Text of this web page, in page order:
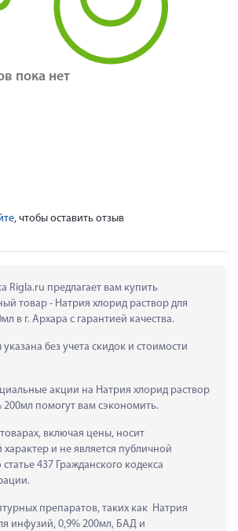
пока нет
, чтобы оставить отзыв
Rigla.ru предлагает вам купить
товар - Натрия хлорид раствор для
в г. Архара с гарантией качества.
без учета скидок и стоимости
акции на Натрия хлорид раствор
200мл помогут вам сэкономить.
включая цены, носит
и не является публичной
437 Гражданского кодекса
препаратов, таких как  Натрия
инфузий, 0,9% 200мл, БАД и